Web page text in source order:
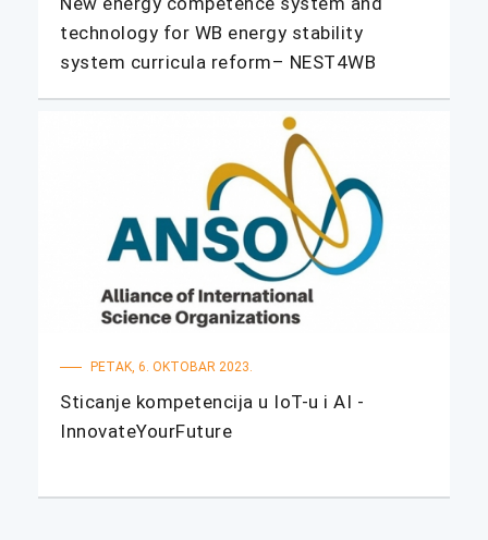
technology for WB energy stability
system curricula reform– NEST4WB
PETAK, 6. OKTOBAR 2023.
Sticanje kompetencija u IoT-u i AI -
InnovateYourFuture